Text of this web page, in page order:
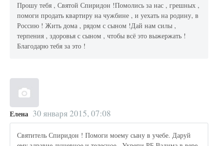
Прошу тебя , Святой Спиридон !Помолись за нас , грешных ,
помоги продать квартиру на чужбине , и уехать на родину, в
Россию ! Жить дома , рядом с сыном !Дай нам силы ,
терпения , здоровья с сыном , чтобы всё это выжержать !
Благодарю тебя за это !
Елена 30 января 2015, 07:08
Святитель Спиридон ! Помоги моему сыну в учебе. Даруй